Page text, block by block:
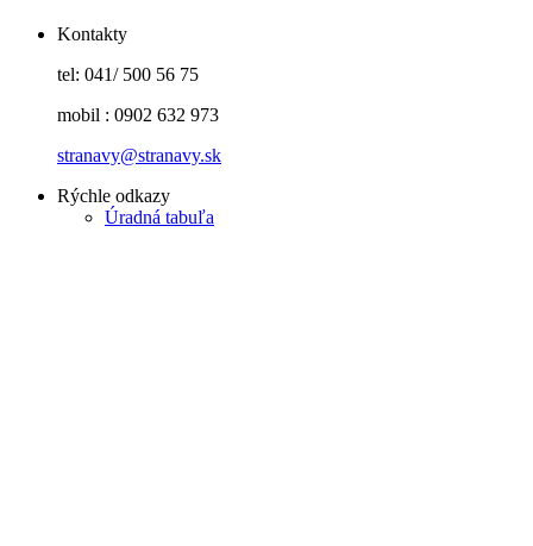
Kontakty
tel: 041/ 500 56 75
mobil : 0902 632 973
stranavy@stranavy.sk
Rýchle odkazy
Úradná tabuľa